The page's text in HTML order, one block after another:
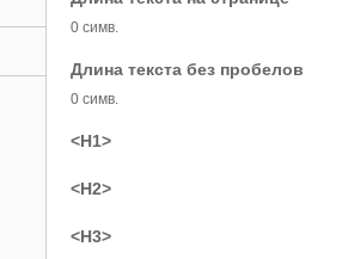
0 симв.
Длина текста без пробелов
0 симв.
<H1>
<H2>
<H3>